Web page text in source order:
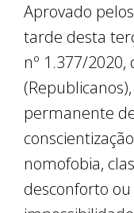
Aprovado
tarde desta
nº 1.377/
permanente
nomofobia,
desconforto